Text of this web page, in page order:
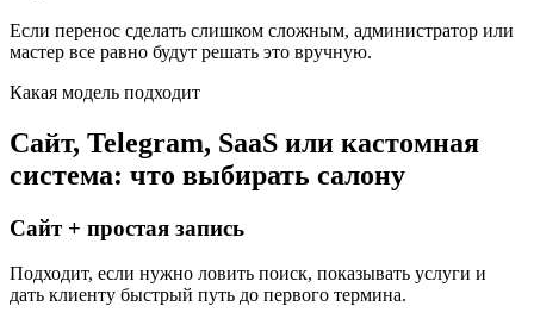
Если перенос сделать слишком сложным, администратор или
мастер все равно будут решать это вручную.
Какая модель подходит
Сайт, Telegram, SaaS или кастомная
система: что выбирать салону
Сайт + простая запись
Подходит, если нужно ловить поиск, показывать услуги и
дать клиенту быстрый путь до первого термина.